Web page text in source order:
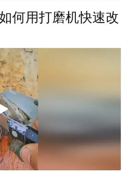
何用打磨机快速改